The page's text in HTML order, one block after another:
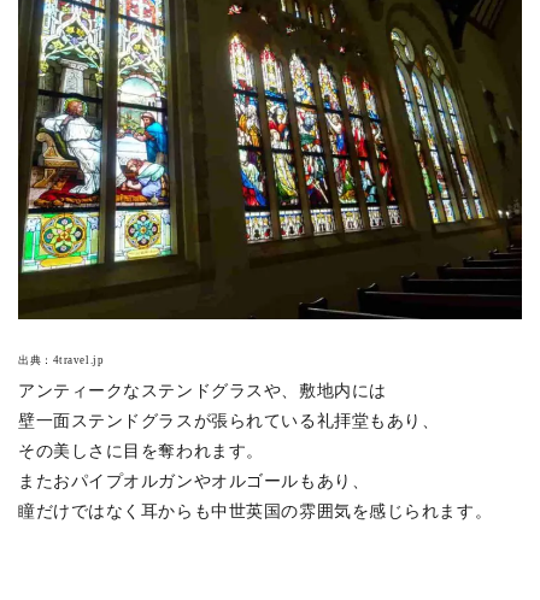
出典： 4travel.jp
アンティークなステンドグラスや、敷地内には
壁一面ステンドグラスが張られている礼拝堂もあり、
その美しさに目を奪われます。
またおパイプオルガンやオルゴールもあり、
瞳だけではなく耳からも中世英国の雰囲気を感じられます。